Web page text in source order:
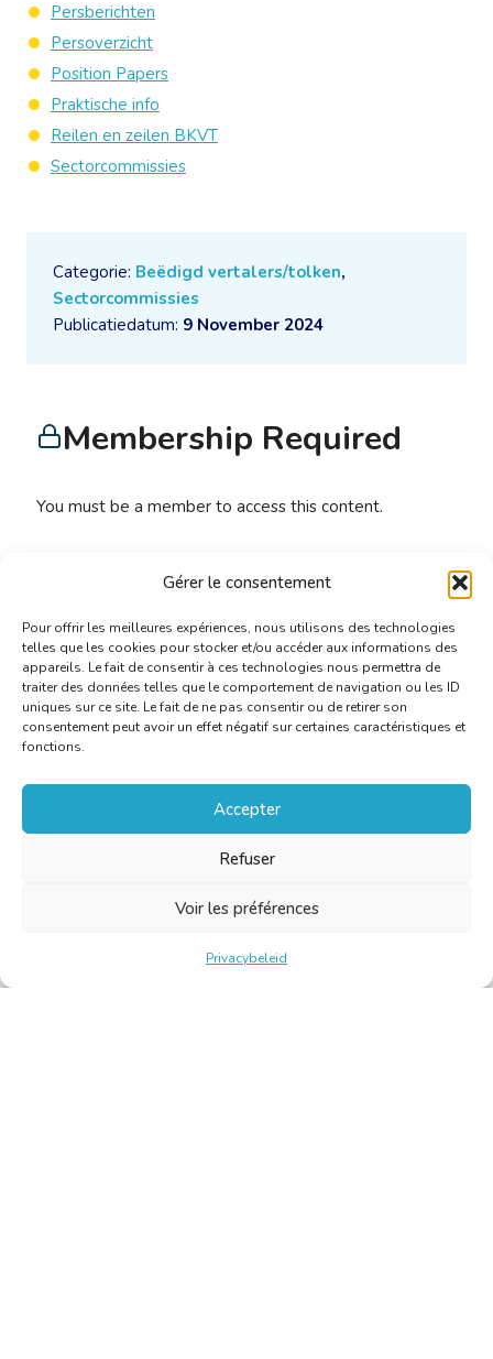
Gérer le consentement
Pour offrir les meilleures expériences, nous utilisons des technologies
telles que les cookies pour stocker et/ou accéder aux informations des
appareils. Le fait de consentir à ces technologies nous permettra de
traiter des données telles que le comportement de navigation ou les ID
uniques sur ce site. Le fait de ne pas consentir ou de retirer son
consentement peut avoir un effet négatif sur certaines caractéristiques et
fonctions.
Accepter
Refuser
Voir les préférences
Privacybeleid
Categorie: Beëdigd vertalers/tolken,
Sectorcommissies
Publicatiedatum: 9 November 2024
Membership Required
You must be a member to access this content.
Already a member?Log in here
Persberichten
Persoverzicht
Position Papers
Praktische info
Reilen en zeilen BKVT
Sectorcommissies